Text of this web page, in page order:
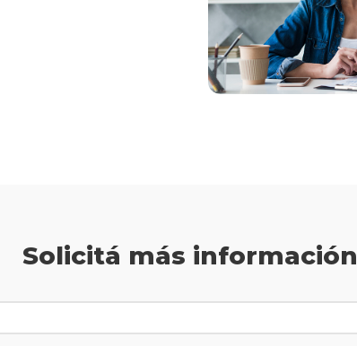
Solicitá más información